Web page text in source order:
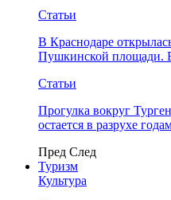
Статьи
В Краснодаре
Пушкинской площади.
Статьи
Прогулка вокруг
остается в разрухе
Пред След
Туризм
Культура